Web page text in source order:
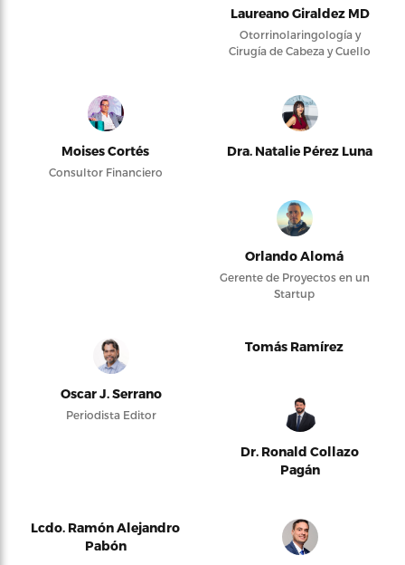
Laureano Giraldez MD
Otorrinolaringología y
Cirugía de Cabeza y Cuello
Moises Cortés
Consultor Financiero
Dra. Natalie Pérez Luna
Orlando Alomá
Gerente de Proyectos en un
Startup
Oscar J. Serrano
Periodista Editor
Tomás Ramírez
Dr. Ronald Collazo
Pagán
Lcdo. Ramón Alejandro
Pabón